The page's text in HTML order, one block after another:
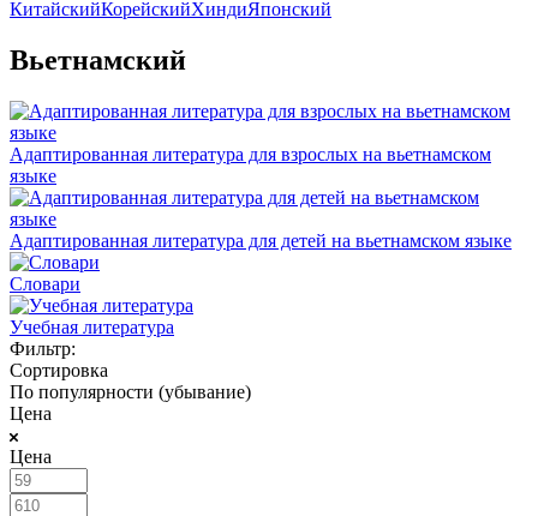
КитайскийКорейскийХиндиЯпонский
Вьетнамский
Адаптированная литература для взрослых на вьетнамском
языке
Адаптированная литература для детей на вьетнамском языке
Словари
Учебная литература
Фильтр:
Сортировка
По популярности (убывание)
Цена
Цена